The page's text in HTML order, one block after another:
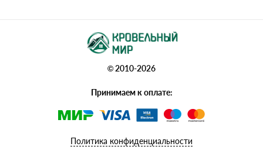
© 2010-2026
Принимаем к оплате:
Политика конфиденциальности